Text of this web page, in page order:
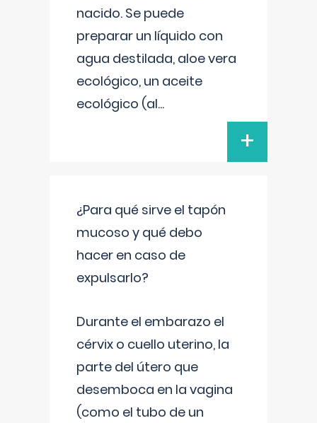
nacido. Se puede
preparar un líquido con
agua destilada, aloe vera
ecológico, un aceite
ecológico (al...
+
¿Para qué sirve el tapón
mucoso y qué debo
hacer en caso de
expulsarlo?
Durante el embarazo el
cérvix o cuello uterino, la
parte del útero que
desemboca en la vagina
(como el tubo de un